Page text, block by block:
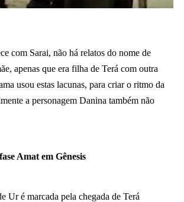
com Sarai, não há relatos do nome de
apenas que era filha de Terá com outra
usou estas lacunas, para criar o ritmo da
a personagem Danina também não
Amat em Gênesis
Ur é marcada pela chegada de Terá